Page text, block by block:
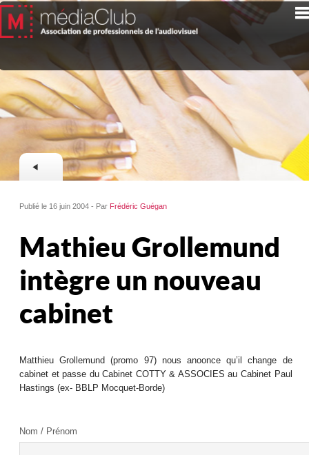
Publié le 16 juin 2004 - Par Frédéric Guégan
Mathieu Grollemund
intègre un nouveau
cabinet
Matthieu Grollemund (promo 97) nous anoonce qu’il change de
cabinet et passe du Cabinet COTTY & ASSOCIES au Cabinet Paul
Hastings (ex- BBLP Mocquet-Borde)
Nom / Prénom